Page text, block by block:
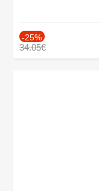
-25%
34.05€